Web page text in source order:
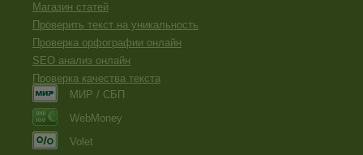
Магазин статей
Проверить текст на уникальность
Проверка орфографии онлайн
SEO анализ онлайн
Проверка качества текста
МИР / СБП
WebMoney
Volet